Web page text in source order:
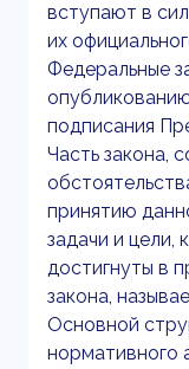
вступают в
их
Федеральные
подписания
Часть закона,
принятию
задачи и цели,
достигнуты в
закона,
Основной
нормативного